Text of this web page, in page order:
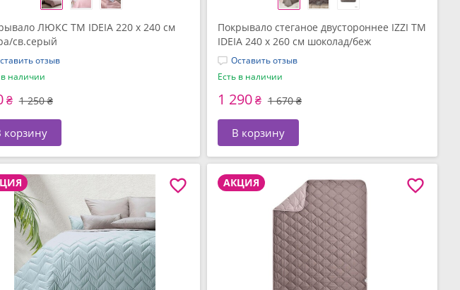
ЛЮКС TM IDEIA 220 x 240 см
св.серый
отзыв
в наличии
₴ 1 250 ₴
корзину
Покрывало стеганое двустороннее IZZI TM
IDEIA 240 x 260 см шоколад/беж
Оставить отзыв
Есть в наличии
1 290₴ 1 670 ₴
В корзину
АКЦИЯ